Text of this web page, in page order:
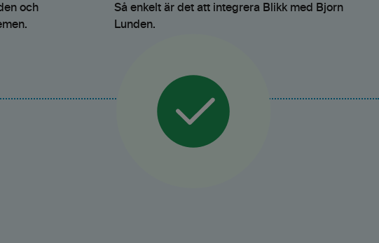
och
Så enkelt är det att integrera Blikk med Bjorn
Lunden.